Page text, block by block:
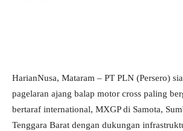
HarianNusa, Mataram – PT PLN (Persero)
pagelaran ajang balap motor cross paling
bertaraf international, MXGP di Samota,
Tenggara Barat dengan dukungan